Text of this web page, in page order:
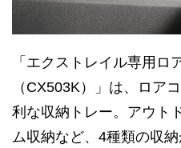
「エクストレイル専用ロ
（CX503K）」は、ロア
利な収納トレー。アウト
ム収納など、4種類の収